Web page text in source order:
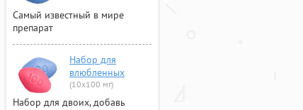
Самый известный в мире
препарат
Набор для
влюбленных
(10х100 мг)
Набор для двоих, добавь